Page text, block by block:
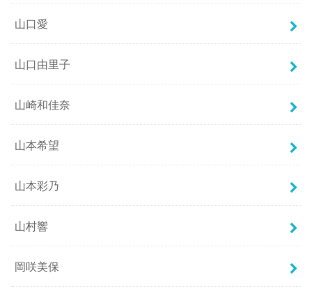
山口愛
山口由里子
山崎和佳奈
山本希望
山本彩乃
山村響
岡咲美保